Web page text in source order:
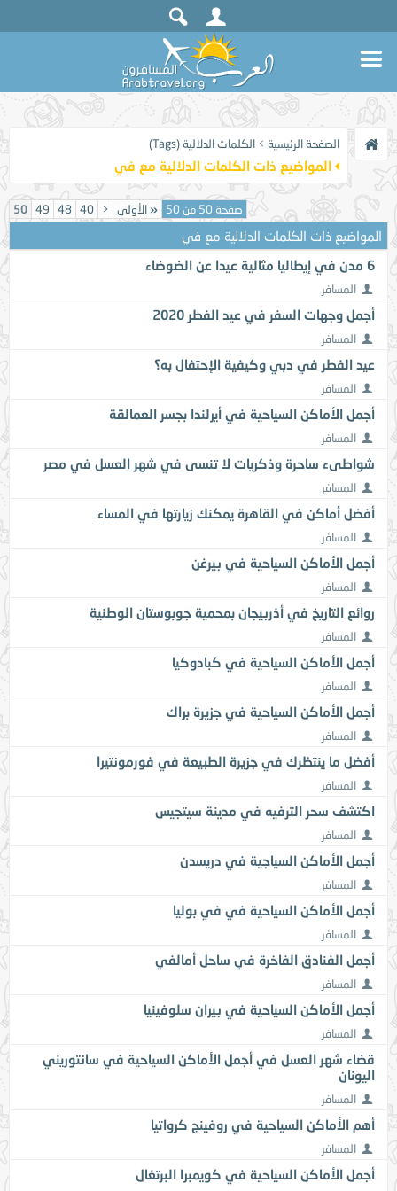
الصفحة الرئيسية > الكلمات الدلالية (Tags)
المواضيع ذات الكلمات الدلالية مع في
صفحة 50 من 50 « الأولى <
40
48
49
50
المواضيع ذات الكلمات الدلالية مع في
6 مدن في إيطاليا مثالية عيدا عن الضوضاء
المسافر
أجمل وجهات السفر في عيد الفطر 2020
المسافر
عيد الفطر في دبي وكيفية الإحتفال به؟
المسافر
أجمل الأماكن السياحية في أيرلندا بجسر العمالقة
المسافر
شواطىء ساحرة وذكريات لا تنسى في شهر العسل في مصر
المسافر
أفضل أماكن في القاهرة يمكنك زيارتها في المساء
المسافر
أجمل الأماكن السياحية في بيرغن
المسافر
روائع التاريخ في أذربيجان بمحمية جوبوستان الوطنية
المسافر
أجمل الأماكن السياحية في كبادوكيا
المسافر
أجمل الأماكن السياحية في جزيرة براك
المسافر
أفضل ما ينتظرك في جزيرة الطبيعة في فورمونتيرا
المسافر
اكتشف سحر الترفيه في مدينة سيتجيس
المسافر
أجمل الأماكن السياجية في دريسدن
المسافر
أجمل الأماكن السياحية في في بوليا
المسافر
أجمل الفنادق الفاخرة في ساحل أمالفي
المسافر
أجمل الأماكن السياحية في بيران سلوفينيا
المسافر
قضاء شهر العسل في أجمل الأماكن السياحية في سانتوريني
اليونان
المسافر
أهم الأماكن السياحية في روفينج كرواتيا
المسافر
أجمل الأماكن السياحية في كويمبرا البرتغال